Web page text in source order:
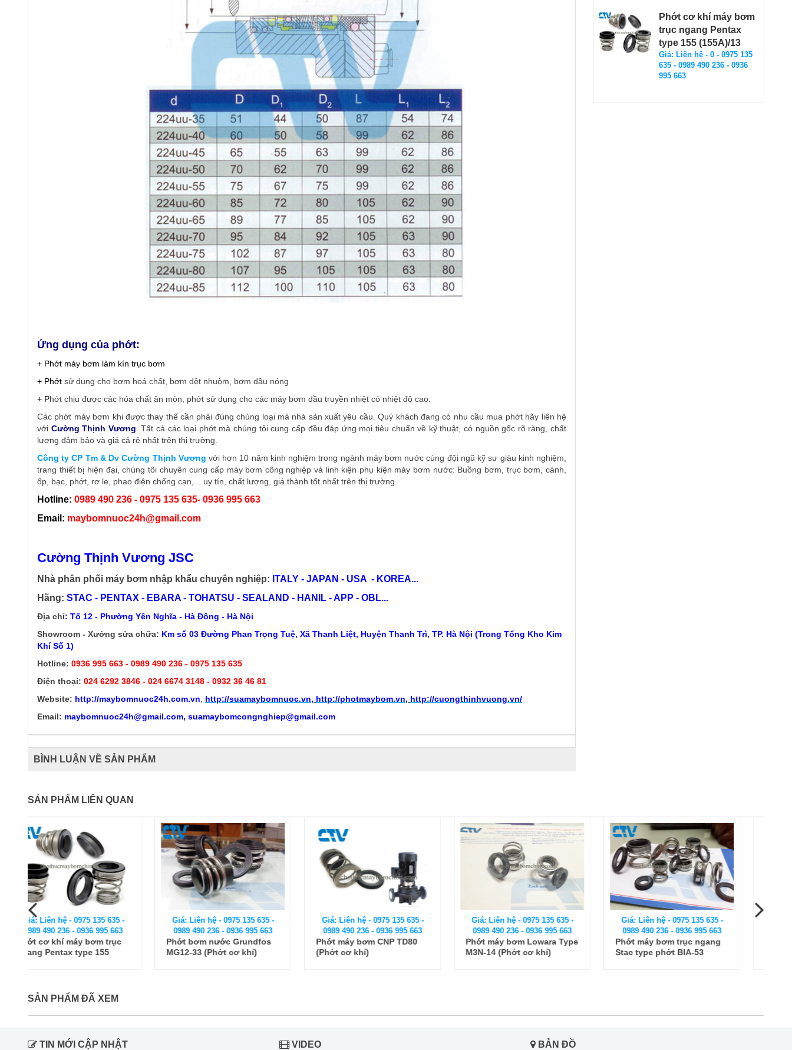
Ứng dụng của phớt:
+ Phớt máy bơm làm kín trục bơm
+ Phớt sử dụng cho bơm hoá chất, bơm dệt nhuộm, bơm dầu nóng
+ Phớt chịu được các hóa chất ăn mòn, phớt sử dụng cho các máy bơm dầu truyền nhiệt có nhiệt độ cao.
Các phớt máy bơm khi được thay thế cần phải đúng chủng loại mà nhà sản xuất yêu cầu. Quý khách đang có nhu cầu mua phớt hãy liên hệ
với Cường Thịnh Vương . Tất cả các loại phớt mà chúng tôi cung cấp đều đáp ứng mọi tiêu chuẩn về kỹ thuật, có nguồn gốc rõ ràng, chất
lượng đảm bảo và giá cả rẻ nhất trên thị trường.
Công ty CP Tm & Dv Cường Thịnh Vương với hơn 10 năm kinh nghiệm trong ngành máy bơm nước cùng đội ngũ kỹ sư giàu kinh nghiệm,
trang thiết bị hiện đại, chúng tôi chuyên cung cấp máy bơm công nghiệp và linh kiện phụ kiện máy bơm nước: Buồng bơm, trục bơm, cánh,
ốp, bạc, phớt, rơ le, phao điện chống cạn,... uy tín, chất lượng, giá thành tốt nhất trên thị trường.
Hotline: 0989 490 236 - 0975 135 635- 0936 995 663
Email: maybomnuoc24h@gmail.com
Cường Thịnh Vương JSC
Nhà phân phối máy bơm nhập khẩu chuyên nghiệp: ITALY - JAPAN - USA - KOREA...
Hãng: STAC - PENTAX - EBARA - TOHATSU - SEALAND - HANIL - APP - OBL...
Địa chỉ: Tổ 12 - Phường Yên Nghĩa - Hà Đông - Hà Nội
Showroom - Xưởng sửa chữa: Km số 03 Đường Phan Trọng Tuệ, Xã Thanh Liệt, Huyện Thanh Trì, TP. Hà Nội (Trong Tổng Kho Kim
Khí Số 1)
Hotline: 0936 995 663 - 0989 490 236 - 0975 135 635
Điện thoại: 024 6292 3846 - 024 6674 3148 - 0932 36 46 81
Website: http://maybomnuoc24h.com.vn http://suamaybomnuoc.vn, http://photmaybom.vn, http://cuongthinhvuong.vn/
Email: maybomnuoc24h@gmail.com, suamaybomcongnghiep@gmail.com
BÌNH LUẬN VỀ SẢN PHẨM
Phớt cơ khí máy bơm
trục ngang Pentax
type 155 (155A)/13
Giá: Liên hệ - 0 - 0975 135
635 - 0989 490 236 - 0936
995 663
SẢN PHẨM LIÊN QUAN
Giá: Liên hệ - 0975 135 635 -
0989 490 236 - 0936 995 663
Phớt bơm nước Grundfos
MG12-33 (Phớt cơ khí)
Giá: Liên hệ - 0975 135 635 -
0989 490 236 - 0936 995 663
Phớt máy bơm CNP TD80
(Phớt cơ khí)
Giá: Liên hệ - 0975 135 635 -
0989 490 236 - 0936 995 663
Phớt máy bơm Lowara Type
M3N-14 (Phớt cơ khí)
Giá: Liên hệ - 0975 135 635 -
0989 490 236 - 0936 995 663
Phớt máy bơm trục ngang
Stac type phớt BIA-53
Giá: Liên hệ - 0975 135 635 -
0989 490 236 - 0936 995 663
Phớt bơm cơ khí bơm, phớt
trục ngang Ebara 2100-33
SẢN PHẨM ĐÃ XEM
TIN MỚI CẬP NHẬT VIDEO BẢN ĐỒ